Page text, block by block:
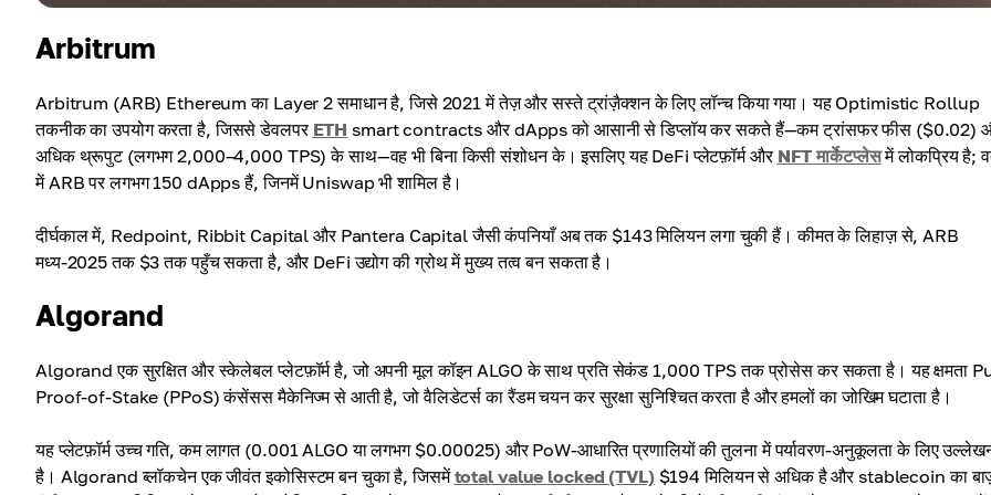
Arbitrum
Arbitrum (ARB) Ethereum का Layer 2 समाधान है, जिसे 2021 में तेज़ और सस्ते ट्रांज़ैक्शन के लिए लॉन्च किया गया। यह Optimistic Rollup
तकनीक का उपयोग करता है, जिससे डेवलपर ETH smart contracts और dApps को आसानी से डिप्लॉय कर सकते हैं—कम ट्रांसफर फीस ($0.02)
अधिक थ्रूपुट (लगभग 2,000–4,000 TPS) के साथ—वह भी बिना किसी संशोधन के। इसलिए यह DeFi प्लेटफ़ॉर्म और NFT मार्केटप्लेसमें लोकप्रिय है;
में ARB पर लगभग 150 dApps हैं, जिनमें Uniswap भी शामिल है।
दीर्घकाल में, Redpoint, Ribbit Capital और Pantera Capital जैसी कंपनियाँ अब तक $143 मिलियन लगा चुकी हैं। कीमत के लिहाज़ से, ARB
मध्य-2025 तक $3 तक पहुँच सकता है, और DeFi उद्योग की ग्रोथ में मुख्य तत्व बन सकता है।
Algorand
Algorand एक सुरक्षित और स्केलेबल प्लेटफ़ॉर्म है, जो अपनी मूल कॉइन ALGO के साथ प्रति सेकंड 1,000 TPS तक प्रोसेस कर सकता है। यह क्षमता
Proof-of-Stake (PPoS) कंसेंसस मैकेनिज्म से आती है, जो वैलिडेटर्स का रैंडम चयन कर सुरक्षा सुनिश्चित करता है और हमलों का जोखिम घटाता है।
यह प्लेटफ़ॉर्म उच्च गति, कम लागत (0.001 ALGO या लगभग $0.00025) और PoW-आधारित प्रणालियों की तुलना में पर्यावरण-अनुकूलता के लिए
है। Algorand ब्लॉकचेन एक जीवंत इकोसिस्टम बन चुका है, जिसमेंtotal value locked (TVL) $194 मिलियन से अधिक है और stablecoin का